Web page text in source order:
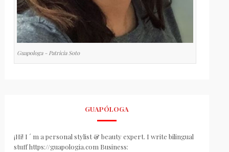
Guapologa - Patricia Soto
GUAPÓLOGA
¡Hi! I ´ m a personal stylist & beauty expert. I write bilingual
stuff https://guapologia.com Business: